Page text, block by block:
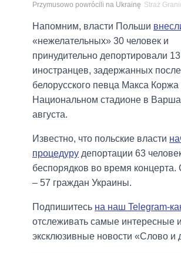
Przymusowo powrócili na Ukrainę Straż
Напомним, власти Польши
«нежелательных» 30 человек и
принудительно депортировали 13
иностранцев, задержанных
белорусского певца Макса Коржа
Национальном стадионе в
августа.
Известно, что польские власти
процедуру депортации 63
беспорядков во время концерта.
– 57 граждан Украины.
Подпишитесь на наш Telegram-
отслеживать самые интересные и
эксклюзивные новости «Слово и